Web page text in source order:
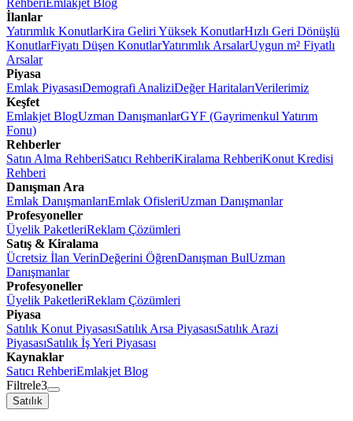
RehberiEmlakjet Blog
İlanlar
Yatırımlık KonutlarKira Geliri Yüksek KonutlarHızlı Geri Dönüşlü
KonutlarFiyatı Düşen KonutlarYatırımlık ArsalarUygun m² Fiyatlı
Arsalar
Piyasa
Emlak PiyasasıDemografi AnaliziDeğer HaritalarıVerilerimiz
Keşfet
Emlakjet BlogUzman DanışmanlarGYF (Gayrimenkul Yatırım
Fonu)
Rehberler
Satın Alma RehberiSatıcı RehberiKiralama RehberiKonut Kredisi
Rehberi
Danışman Ara
Emlak DanışmanlarıEmlak OfisleriUzman Danışmanlar
Profesyoneller
Üyelik PaketleriReklam Çözümleri
Satış & Kiralama
Ücretsiz İlan VerinDeğerini ÖğrenDanışman BulUzman
Danışmanlar
Profesyoneller
Üyelik PaketleriReklam Çözümleri
Piyasa
Satılık Konut PiyasasıSatılık Arsa PiyasasıSatılık Arazi
PiyasasıSatılık İş Yeri Piyasası
Kaynaklar
Satıcı RehberiEmlakjet Blog
Filtrele3
Satılık